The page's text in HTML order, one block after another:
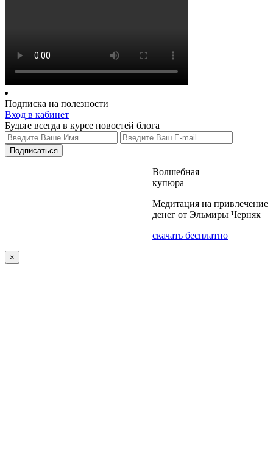
Подписка на полезности
Вход в кабинет
Будьте всегда в курсе новостей блога
Волшебная
купюра
Медитация на привлечение
денег от Эльмиры Черняк
скачать бесплатно
×